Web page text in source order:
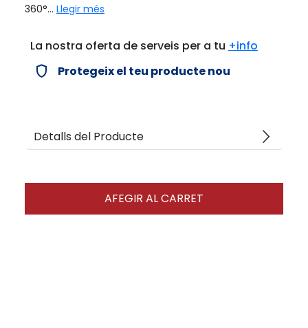
360°... Llegir més
La nostra oferta de serveis per a tu +info
verified_user Protegeix el teu producte nou
Detalls del Producte arrow_forward_ios
AFEGIR AL CARRET